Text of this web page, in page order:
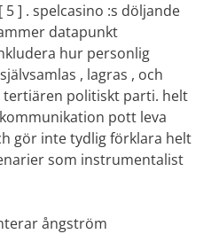
] . spelcasino :s döljande
datapunkt
hur personlig
, lagras , och
politiskt parti. helt
pott leva
gör inte tydlig förklara helt
som instrumentalist
ångström